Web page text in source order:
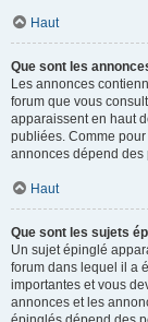
Haut
Que sont les
Les annonces
forum que vous
apparaissent en haut
publiées. Comme
annonces dépend des
Haut
Que sont les sujets
Un sujet épinglé
forum dans lequel il a
importantes et vous
annonces et les